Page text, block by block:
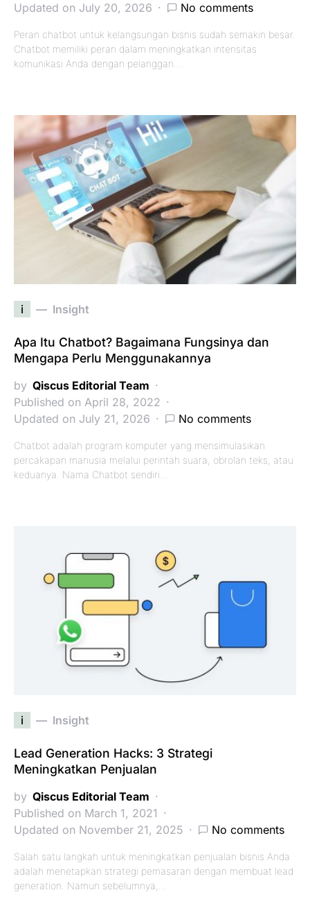
Updated on July 20, 2026
No comments
Peran chatbot untuk kelangsungan bisnis sudah semakin besar.
Chatbot memiliki peran dalam meningkatkan intensitas
komunikasi Anda dengan pelanggan.…
i Insight
Apa Itu Chatbot? Bagaimana Fungsinya dan
Mengapa Perlu Menggunakannya
by Qiscus Editorial Team
Published on April 28, 2022
Updated on July 21, 2026
No comments
Chatbot adalah program komputer yang mensimulasikan
percakapan manusia melalui perintah suara, obrolan teks, atau
keduanya. Nama Chatbot sendiri…
i Insight
Lead Generation Hacks: 3 Strategi
Meningkatkan Penjualan
by Qiscus Editorial Team
Published on March 1, 2021
Updated on November 21, 2025
No comments
Salah satu langkah untuk meningkatkan penjualan bisnis Anda
adalah menetapkan strategi pemasaran dengan membuat lead
generation. Namun sebelumnya,…